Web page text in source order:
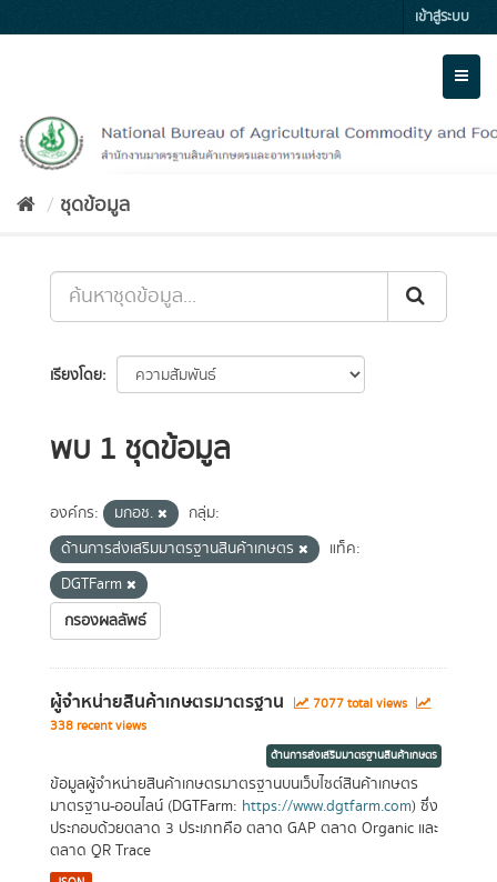
to
เข้าสู่ระบบ
ชุดข้อมูล
เรียงโดย
พบ 1 ชุดข้อมูล
องค์กร: มกอช.
กลุ่ม:
ด้านการส่งเสริมมาตรฐานสินค้าเกษตร
แท็ค:
DGTFarm
กรองผลลัพธ์
ผู้จำหน่ายสินค้าเกษตรมาตรฐาน
7077 total views
338 recent views
ด้านการส่งเสริมมาตรฐานสินค้าเกษตร
ข้อมูลผู้จำหน่ายสินค้าเกษตรมาตรฐานบนเว็บไซต์สินค้าเกษตร
มาตรฐาน-ออนไลน์ (DGTFarm: https://www.dgtfarm.com) ซึ่ง
ประกอบด้วยตลาด 3 ประเภทคือ ตลาด GAP ตลาด Organic และ
ตลาด QR Trace